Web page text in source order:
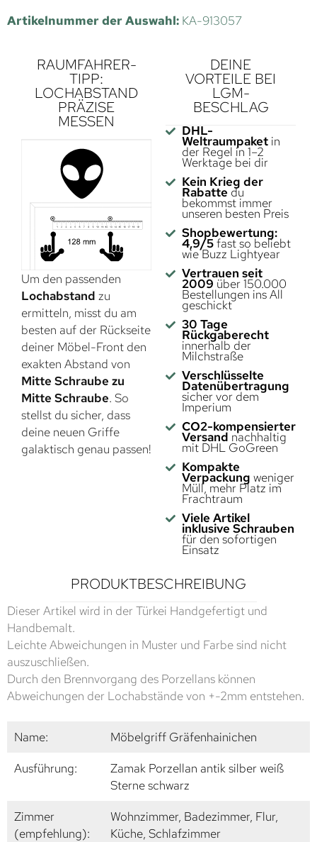
Artikelnummer der Auswahl: KA-913057
RAUMFAHRER-
TIPP:
LOCHABSTAND
PRÄZISE
MESSEN
Um den passenden
Lochabstand zu
ermitteln, misst du am
besten auf der Rückseite
deiner Möbel-Front den
exakten Abstand von
Mitte Schraube zu
Mitte Schraube. So
stellst du sicher, dass
deine neuen Griffe
galaktisch genau passen!
DEINE
VORTEILE BEI
LGM-
BESCHLAG
DHL-
Weltraumpaketin
der Regel in 1–2
Werktage bei dir
Kein Krieg der
Rabatte du
bekommst immer
unseren besten Preis
Shopbewertung:
4,9/5fast so beliebt
wie Buzz Lightyear
Vertrauen seit
2009 über 150.000
Bestellungen ins All
geschickt
30 Tage
Rückgaberecht
innerhalb der
Milchstraße
Verschlüsselte
Datenübertragung
sicher vor dem
Imperium
CO2-kompensierter
Versand nachhaltig
mit DHL GoGreen
Kompakte
Verpackung weniger
Müll, mehr Platz im
Frachtraum
Viele Artikel
inklusive Schrauben
für den sofortigen
Einsatz
PRODUKTBESCHREIBUNG
Dieser Artikel wird in der Türkei Handgefertigt und
Handbemalt.
Leichte Abweichungen in Muster und Farbe sind nicht
auszuschließen.
Durch den Brennvorgang des Porzellans können
Abweichungen der Lochabstände von +-2mm entstehen.
Name:
Möbelgriff Gräfenhainichen
Ausführung:
Zamak Porzellan antik silber weiß
Sterne schwarz
Zimmer
(empfehlung):
Wohnzimmer, Badezimmer, Flur,
Küche, Schlafzimmer